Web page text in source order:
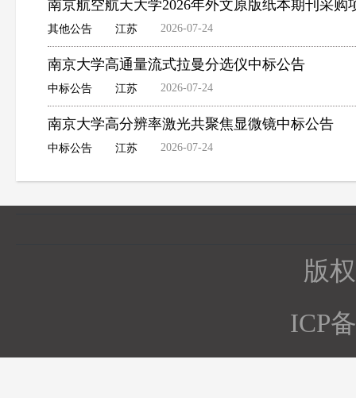
南京航空航天大学2026年外文原版纸本期刊采购
其他公告 江苏 2026-07-24
南京大学高通量流式拉曼分选仪中标公告
中标公告 江苏 2026-07-24
南京大学高分辨率激光共聚焦显微镜中标公告
中标公告 江苏 2026-07-24
版
ICP